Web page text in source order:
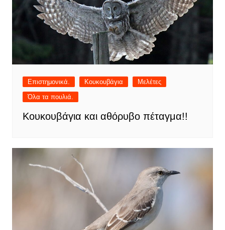
Επιστημονικά. Κουκουβάγια
Μελέτες
Όλα τα πουλιά.
Κουκουβάγια και αθόρυβο πέταγμα!!